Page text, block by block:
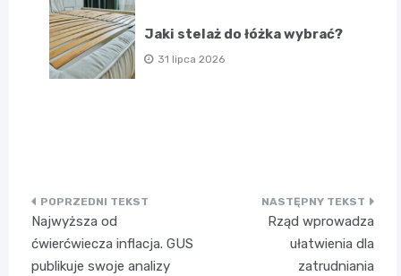
Jaki stelaż do łóżka wybrać?
31 lipca 2026
Nawigacja
wpisu
Najwyższa od
ćwierćwiecza inflacja. GUS
publikuje swoje analizy
Rząd wprowadza
ułatwienia dla
zatrudniania